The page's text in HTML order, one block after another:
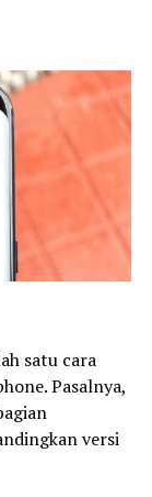
satu cara
Pasalnya,
versi